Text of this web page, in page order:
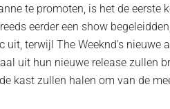
te promoten, is het de eerste
eerder een show
terwijl The Weeknd’s nieuwe
uit hun nieuwe release zullen
kast zullen halen om van de